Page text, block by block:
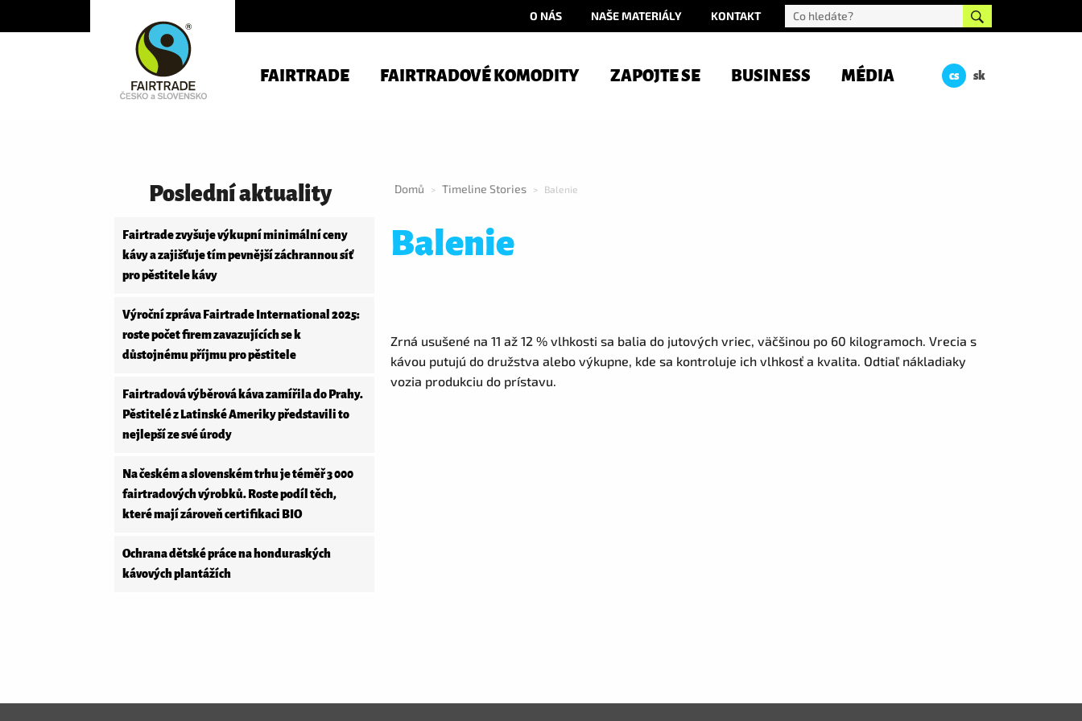
O NÁS NAŠE MATERIÁLY KONTAKT
FAIRTRADE FAIRTRADOVÉ KOMODITY ZAPOJTE SE BUSINESS MÉDIA cs sk
Poslední aktuality
Fairtrade zvyšuje výkupní minimální ceny
kávy a zajišťuje tím pevnější záchrannou síť
pro pěstitele kávy
Výroční zpráva Fairtrade International 2025:
roste počet firem zavazujících se k
důstojnému příjmu pro pěstitele
Fairtradová výběrová káva zamířila do Prahy.
Pěstitelé z Latinské Ameriky představili to
nejlepší ze své úrody
Na českém a slovenském trhu je téměř 3 000
fairtradových výrobků. Roste podíl těch,
které mají zároveň certifikaci BIO
Ochrana dětské práce na honduraských
kávových plantážích
Domů > Timeline Stories > Balenie
Balenie
Zrná usušené na 11 až 12 % vlhkosti sa balia do jutových vriec, väčšinou po 60 kilogramoch. Vrecia s
kávou putujú do družstva alebo výkupne, kde sa kontroluje ich vlhkosť a kvalita. Odtiaľ nákladiaky
vozia produkciu do prístavu.